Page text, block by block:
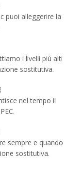
puoi alleggerire la
i livelli più alti
sostitutiva.
nel tempo il
sempre e quando
sostitutiva.